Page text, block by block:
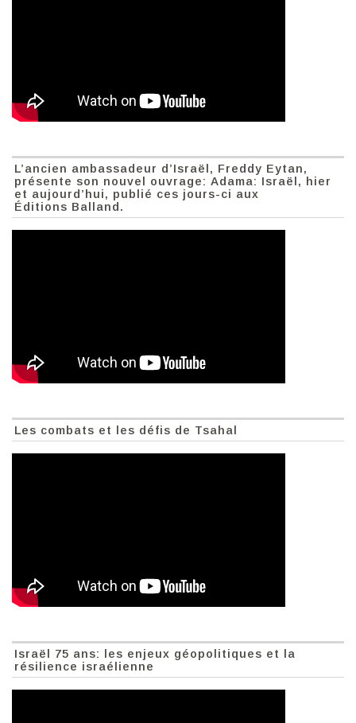
L’ancien ambassadeur d’Israël, Freddy Eytan,
présente son nouvel ouvrage: Adama: Israël, hier
et aujourd’hui, publié ces jours-ci aux
Éditions Balland.
Les combats et les défis de Tsahal
Israël 75 ans: les enjeux géopolitiques et la
résilience israélienne